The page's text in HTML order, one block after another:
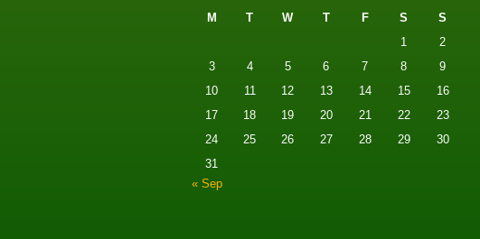
M T W T F S
S
1
2
3
4 5 6 7 8
9
10
11 12 13 14 15
16
17
18 19 20 21 22
23
24
25 26 27 28 29
30
31
« Sep